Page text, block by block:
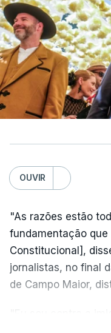
OUVIR
"As razões estão
fundamentação
Constitucional],
jornalistas, no final
de Campo Maior,